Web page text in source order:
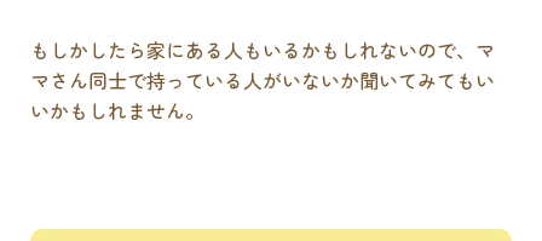
もしかしたら家にある人もいるかもしれないので、マ
マさん同士で持っている人がいないか聞いてみてもい
いかもしれません。